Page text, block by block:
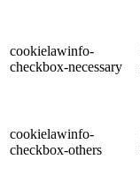
cookielawinfo-
checkbox-necessary
cookielawinfo-
checkbox-others